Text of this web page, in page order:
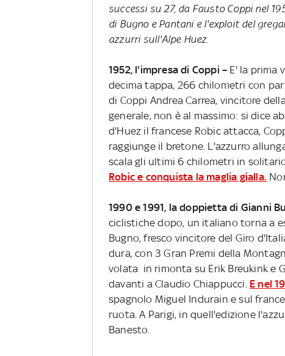
successi su 27, da Fausto Coppi nel
di Bugno e Pantani e l'exploit del
azzurri sull'Alpe Huez.
1952, l'impresa di Coppi – E' la prima
decima tappa, 266 chilometri con
di Coppi Andrea Carrea, vincitore
generale, non è al massimo: si dice
d'Huez il francese Robic attacca,
raggiunge il bretone. L'azzurro
scala gli ultimi 6 chilometri in
Robic e conquista la maglia gialla.
1990 e 1991, la doppietta di Gianni
ciclistiche dopo, un italiano torna a
Bugno, fresco vincitore del Giro
dura, con 3 Gran Premi della
volata in rimonta su Erik Breukink e
davanti a Claudio Chiappucci. E nel
spagnolo Miguel Indurain e sul
ruota. A Parigi, in quell'edizione
Banesto.